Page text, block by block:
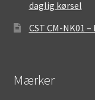
daglig kørsel
CST CM-NK01
Mærker